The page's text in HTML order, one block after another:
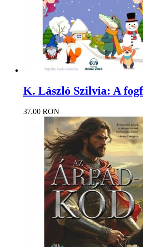
K. László Szilvia: A
37.00 RON